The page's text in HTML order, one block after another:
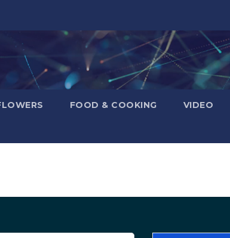
FOOD & COOKING VIDEO